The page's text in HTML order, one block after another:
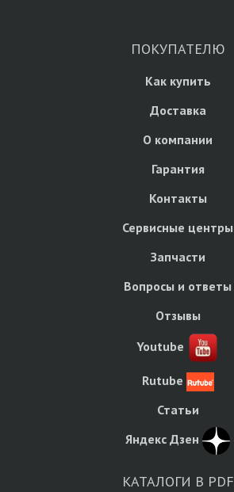
ПОКУПАТЕЛЮ
Как купить
Доставка
О компании
Гарантия
Контакты
Сервисные центры
Запчасти
Вопросы и ответы
Отзывы
Youtube
Rutube
Статьи
Яндекс Дзен
КАТАЛОГИ В PDF